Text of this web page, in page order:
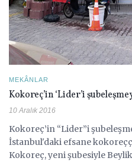
MEKÂNLAR
Kokoreç’in ‘Lider’i
10 Aralık 2016
Kokoreç’in “Lider”i
İstanbul'daki efsane
Kokoreç, yeni şubesiyle